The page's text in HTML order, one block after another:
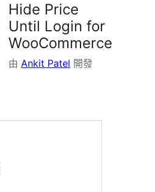
Hide Price
Until Login for
WooCommerce
由 Ankit Patel 開發